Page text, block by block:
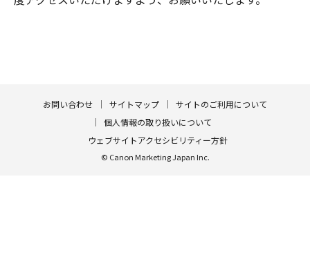
お問い合わせ サイトマップ
サイトのご利用について
個人情報の取り扱いについて
ウェブサイトアクセシビリティー方針
© Canon Marketing Japan Inc.